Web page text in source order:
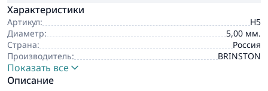
Характеристики
Артикул:
Н5
Диаметр:
5,00 мм.
Страна:
Россия
Производитель:
BRINSTON
Показать все
Описание